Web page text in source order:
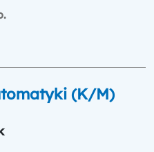
(K/M)